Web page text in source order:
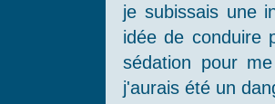
je subissais une
idée de conduire
sédation pour
j'aurais été un